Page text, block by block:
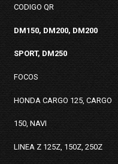
CODIGO QR
DM150, DM200, DM200
SPORT, DM250
FOCOS
HONDA CARGO 125, CARGO
150, NAVI
LINEA Z 125Z, 150Z, 250Z